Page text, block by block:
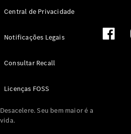
Central de Privacidade
Notificações Legais
Consultar Recall
Licenças FOSS
Desacelere. Seu bem maior é a
vida.